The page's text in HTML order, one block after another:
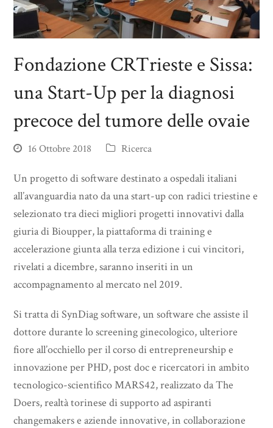
Fondazione CRTrieste e Sissa:
una Start-Up per la diagnosi
precoce del tumore delle ovaie
16 Ottobre 2018 Ricerca
Un progetto di software destinato a ospedali italiani
all’avanguardia nato da una start-up con radici triestine e
selezionato tra dieci migliori progetti innovativi dalla
giuria di Bioupper, la piattaforma di training e
accelerazione giunta alla terza edizione i cui vincitori,
rivelati a dicembre, saranno inseriti in un
accompagnamento al mercato nel 2019.
Si tratta di SynDiag software, un software che assiste il
dottore durante lo screening ginecologico, ulteriore
fiore all’occhiello per il corso di entrepreneurship e
innovazione per PHD, post doc e ricercatori in ambito
tecnologico-scientifico MARS42, realizzato da The
Doers, realtà torinese di supporto ad aspiranti
changemakers e aziende innovative, in collaborazione